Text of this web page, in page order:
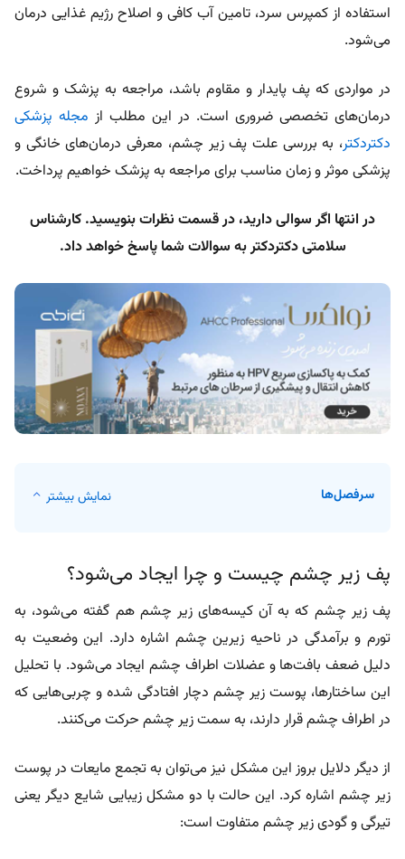
استفاده از کمپرس سرد، تامین آب کافی و اصلاح رژیم غذایی درمان
می‌شود.
در مواردی که پف پایدار و مقاوم باشد، مراجعه به پزشک و شروع
درمان‌های تخصصی ضروری است. در این مطلب از مجله پزشکی
دکتردکتر، به بررسی علت پف زیر چشم، معرفی درمان‌های خانگی و
پزشکی موثر و زمان مناسب برای مراجعه به پزشک خواهیم پرداخت.
در انتها اگر سوالی دارید، در قسمت نظرات بنویسید. کارشناس
سلامتی دکتردکتر به سوالات شما پاسخ خواهد داد.
سرفصل‌ها نمایش بیشتر
پف زیر چشم چیست و چرا ایجاد می‌شود؟
پف زیر چشم که به آن کیسه‌های زیر چشم هم گفته می‌شود، به
تورم و برآمدگی در ناحیه زیرین چشم اشاره دارد. این وضعیت به
دلیل ضعف بافت‌ها و عضلات اطراف چشم ایجاد می‌شود. با تحلیل
این ساختارها، پوست زیر چشم دچار افتادگی شده و چربی‌هایی که
در اطراف چشم قرار دارند، به سمت زیر چشم حرکت می‌کنند.
از دیگر دلایل بروز این مشکل نیز می‌توان به تجمع مایعات در پوست
زیر چشم اشاره کرد. این حالت با دو مشکل زیبایی شایع دیگر یعنی
تیرگی و گودی زیر چشم متفاوت است: